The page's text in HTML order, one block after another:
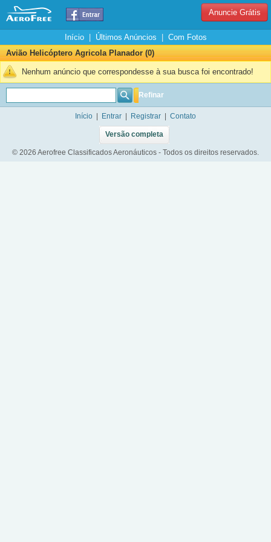
Anuncie Grátis
Início| Últimos Anúncios
Com Fotos
Avião Helicóptero Agricola Planador (0)
Nenhum anúncio que correspondesse à sua busca foi encontrado!
Refinar
Início Entrar Registrar Contato
Versão completa
© 2026 Aerofree Classificados Aeronáuticos - Todos os direitos reservados.